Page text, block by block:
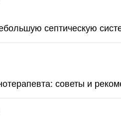
септическую
советы и